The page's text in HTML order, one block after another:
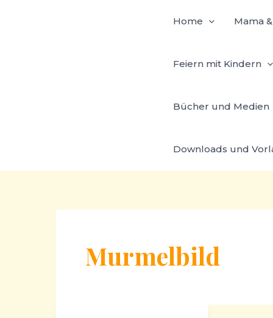
Home Mama
Feiern mit Kindern
Bücher und Medien
Downloads und
Murmelbild